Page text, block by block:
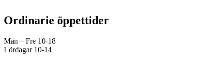
Ordinarie öppettider
Mån – Fre 10-18
Lördagar 10-14